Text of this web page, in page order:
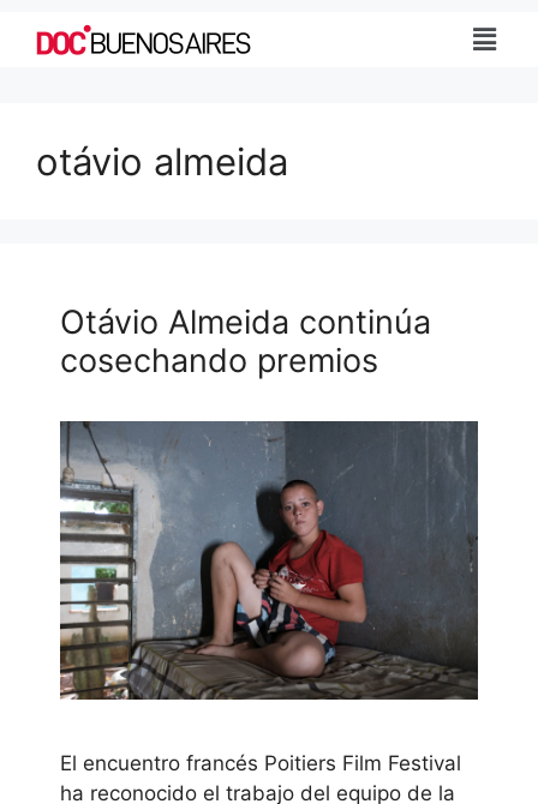
otávio almeida
Otávio Almeida continúa
cosechando premios
El encuentro francés Poitiers Film Festival
ha reconocido el trabajo del equipo de la